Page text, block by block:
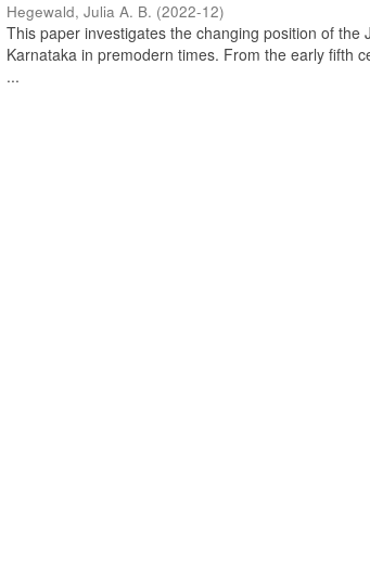
Hegewald, Julia A. B. (2022-12)
This paper investigates the changing position of
Karnataka in premodern times. From the early fifth
...